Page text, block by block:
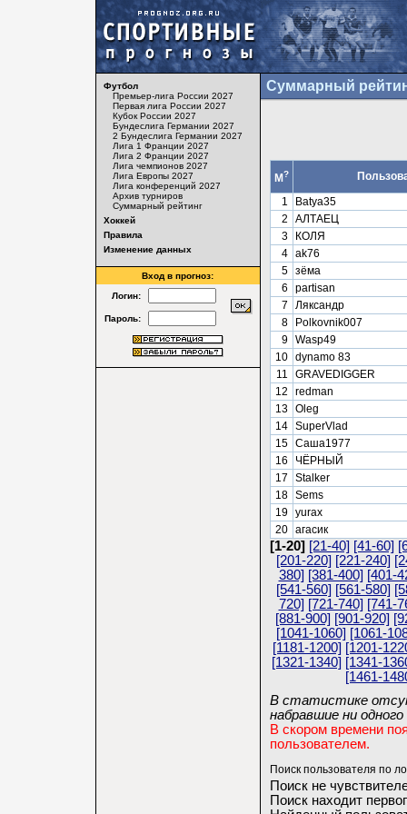
Футбол
Премьер-лига России 2027
Первая лига России 2027
Кубок России 2027
Бундеслига Германии 2027
2 Бундеслига Германии 2027
Лига 1 Франции 2027
Лига 2 Франции 2027
Лига чемпионов 2027
Лига Европы 2027
Лига конференций 2027
Архив турниров
Суммарный рейтинг
Хоккей
Правила
Изменение данных
Вход в прогноз:
Логин:
Пароль:
Суммарный
М?
1
Batya35
2
АЛТАЕЦ
3
КОЛЯ
4 ak76
5 зёма
6
partisan
7
Ляксандр
8
Polkovnik007
9 Wasp49
10 dynamo 83
11
GRAVEDIGGER
12
redman
13 Oleg
14 SuperVlad
15 Саша1977
16
ЧЁРНЫЙ
17
Stalker
18 Sems
19 yurax
20 агасик
[1-20] [21-40] [41-60]
[201-220] [221-240]
380] [381-400] [401-
[541-560] [561-580]
720] [721-740] [741-
[881-900] [901-920]
[1041-1060] [1061-
[1181-1200] [1201-
[1321-1340] [1341-
[1461-
В статистике
набравшие ни одного
В скором времени
пользователем.
Поиск пользователя по
Поиск не
Поиск находит